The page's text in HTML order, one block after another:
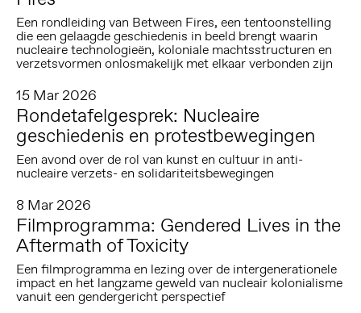
Een rondleiding van Between Fires, een tentoonstelling
die een gelaagde geschiedenis in beeld brengt waarin
nucleaire technologieën, koloniale machtsstructuren en
verzetsvormen onlosmakelijk met elkaar verbonden zijn
15 Mar 2026
Rondetafelgesprek: Nucleaire
geschiedenis en protestbewegingen
Een avond over de rol van kunst en cultuur in anti-
nucleaire verzets- en solidariteitsbewegingen
8 Mar 2026
Filmprogramma: Gendered Lives in the
Aftermath of Toxicity
Een filmprogramma en lezing over de intergenerationele
impact en het langzame geweld van nucleair kolonialisme
vanuit een gendergericht perspectief